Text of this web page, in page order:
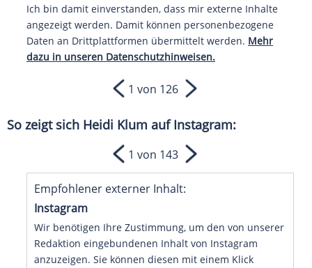
Ich bin damit einverstanden, dass mir externe Inhalte
angezeigt werden. Damit können personenbezogene
Daten an Drittplattformen übermittelt werden. Mehr
dazu in unseren Datenschutzhinweisen.
1 von 126
So zeigt sich Heidi Klum auf Instagram:
Empfohlener externer Inhalt:
Instagram
Wir benötigen Ihre Zustimmung, um den von unserer
Redaktion eingebundenen Inhalt von Instagram
anzuzeigen. Sie können diesen mit einem Klick
1 von 143